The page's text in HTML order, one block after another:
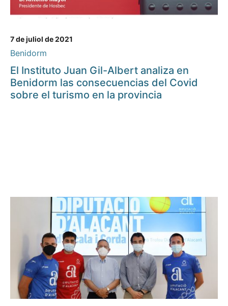
7 de juliol de 2021
Benidorm
El Instituto Juan Gil-Albert analiza en
Benidorm las consecuencias del Covid
sobre el turismo en la provincia